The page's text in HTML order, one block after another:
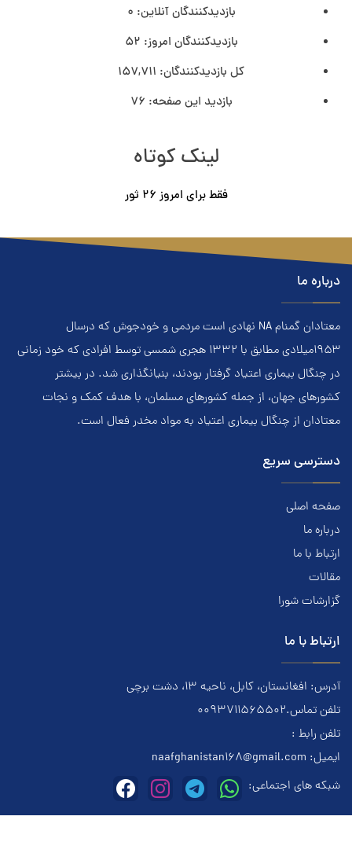
بازدیدکنندگان آنلاین: 0
بازدیدکنندگان امروز: 52
کل بازدیدکنند‌گان: 157,711
بازدید این صفحه: 76
لینک کوتاه
فقط برای امروز ٢۶ ثور
درباره ما
معتادان گمنام NA نهادي است مردمي و خودجوش که درسال
۱۹۵۳ميلادي مطابق با ۱۳۳۲ هجري‌ شمسي توسط افرادي که خود زماني
در چنگال بیماری اعتياد گرفتار بودند، بنيانگذاري شد. در بيشتر
کشور‌هاي جهان، از جمله کشور‌هاي مسلمان، با هدف کمک و نجات
معتادان از چنگال بیماری اعتياد به مواد مخدر فعال است.
دسترسی سریع
صفحه اصلی
درباره ما
ارتباط با ما
مقالات
گزارشات شورا
ارتباط با ما
آدرس: افغانستان، کابل، ناحیه ۱۳، دشت برچی
تلفن تماس.0093711565502
تلفن رابط :
ایمیل: naafghanistan168@gmail.com
شبکه های اجتماعی: